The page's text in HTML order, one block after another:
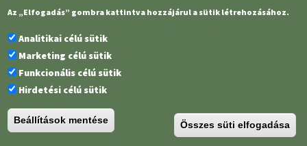
Pécsi Tudományegyetem | Kancellária |
PTE Login
Az „Elfogadás” gombra kattintva hozzájárul a sütik létrehozásához.
Analitikai célú sütik
Marketing célú sütik
Funkcionális célú sütik
Hirdetési célú sütik
Beállítások mentése Összes süti elfogadása